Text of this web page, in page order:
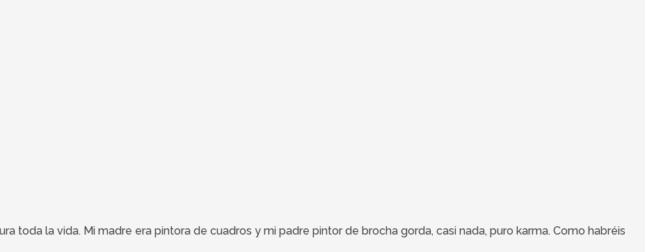
toda la vida. Mi madre era pintora de cuadros y mi padre pintor de brocha gorda, casi nada, puro karma. Como habréis